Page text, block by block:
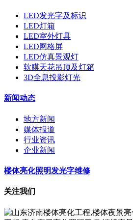
LED发光字及标识
LED灯箱
LED室外灯具
LED网格屏
LED仿真景观灯
软膜天花吊顶及灯箱
3D全息投影灯光
新闻动态
地方新闻
媒体报道
行业资讯
企业新闻
楼体亮化照明发光字维修
关注我们